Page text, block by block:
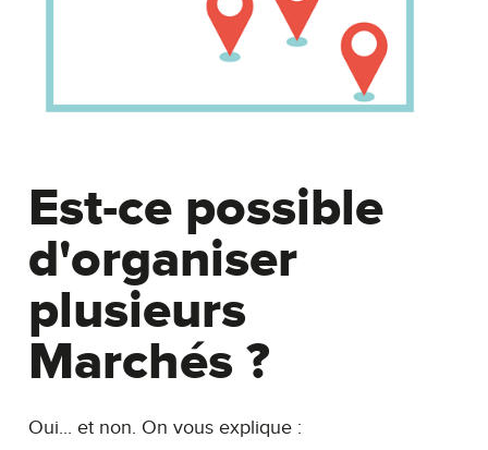
Est-ce possible
d'organiser
plusieurs
Marchés ?
Oui... et non. On vous explique :